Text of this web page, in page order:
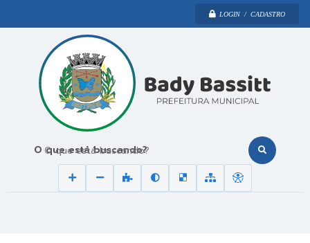
LOGIN / CADASTRO
O que está buscando?